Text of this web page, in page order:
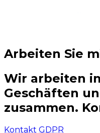
Arbeiten Sie
Wir arbeiten
Geschäften
zusammen.
Kontakt GDPR